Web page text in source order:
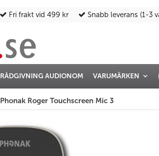
Fri frakt vid 499 kr Snabb leverans (1-3
RÅDGIVNING AUDIONOM VARUMÄRKEN
Phonak Roger Touchscreen Mic 3